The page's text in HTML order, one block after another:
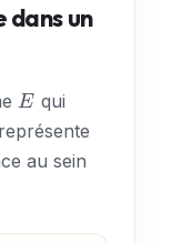
dans un
E
E qui
au sein